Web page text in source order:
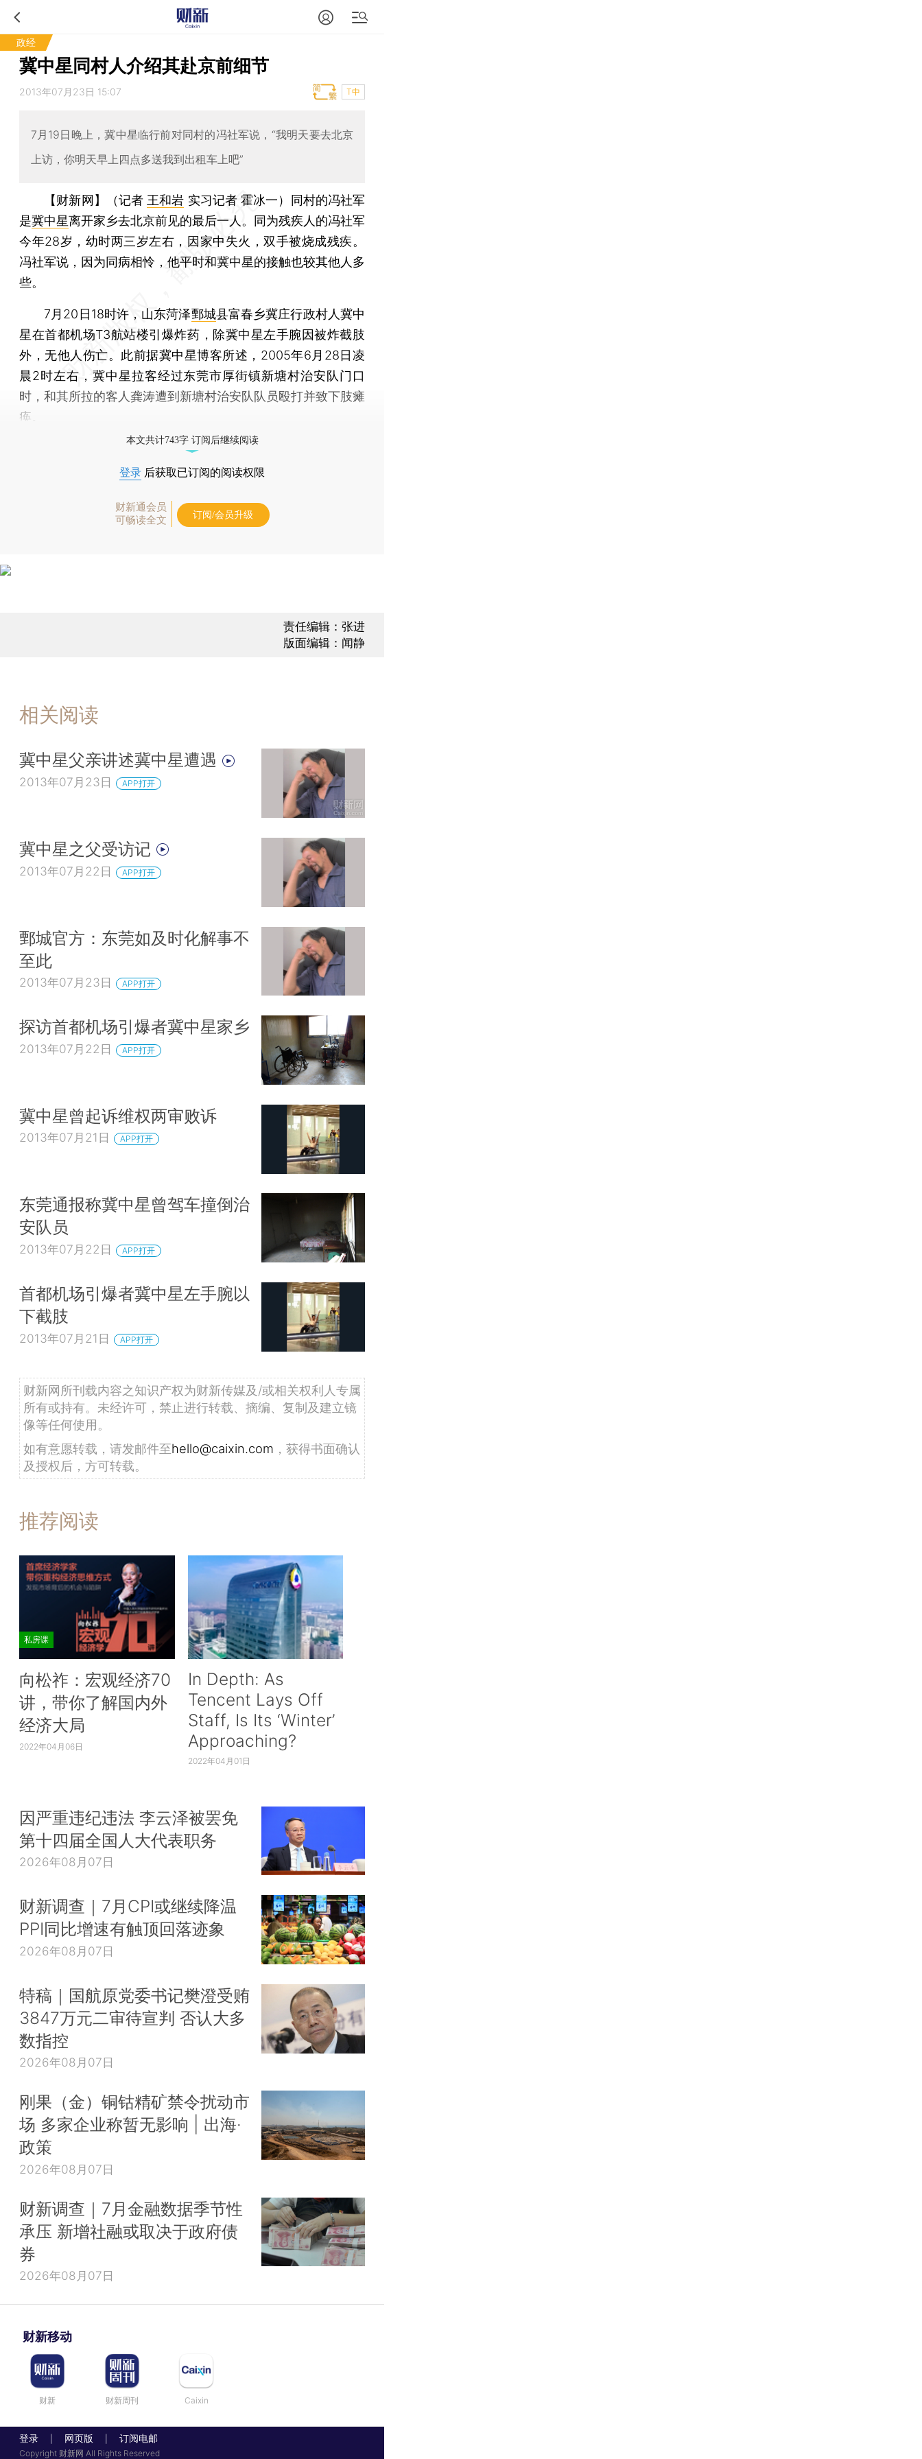
政经
冀中星同村人介绍其赴京前细节
2013年07月23日 15:07 T中
7月19日晚上，冀中星临行前对同村的冯社军说，“我明天要去北京
上访，你明天早上四点多送我到出租车上吧”
【财新网】（记者 王和岩 实习记者 霍冰一） 同村的冯社军
是冀中星离开家乡去北京前见的最后一人。同为残疾人的冯社军
今年28岁，幼时两三岁左右，因家中失火，双手被烧成残疾。
冯社军说，因为同病相怜，他平时和冀中星的接触也较其他人多
些。
7月20日18时许，山东菏泽鄄城县富春乡冀庄行政村人冀中
星在首都机场T3航站楼引爆炸药，除冀中星左手腕因被炸截肢
外，无他人伤亡。此前据冀中星博客所述，2005年6月28日凌
晨2时左右，冀中星拉客经过东莞市厚街镇新塘村治安队门口
时，和其所拉的客人龚涛遭到新塘村治安队队员殴打并致下肢瘫
痪。
本文共计743字 订阅后继续阅读
登录 后获取已订阅的阅读权限
财新通会员
可畅读全文
订阅/会员升级
责任编辑：张进
版面编辑：闻静
相关阅读
冀中星父亲讲述冀中星遭遇
2013年07月23日 APP打开
冀中星之父受访记
2013年07月22日 APP打开
鄄城官方：东莞如及时化解事不
至此
2013年07月23日 APP打开
探访首都机场引爆者冀中星家乡
2013年07月22日 APP打开
冀中星曾起诉维权两审败诉
2013年07月21日 APP打开
东莞通报称冀中星曾驾车撞倒治
安队员
2013年07月22日 APP打开
首都机场引爆者冀中星左手腕以
下截肢
2013年07月21日 APP打开
财新网所刊载内容之知识产权为财新传媒及/或相关权利人专属
所有或持有。未经许可，禁止进行转载、摘编、复制及建立镜
像等任何使用。
如有意愿转载，请发邮件至hello@caixin.com ，获得书面确认
及授权后，方可转载。
推荐阅读
私房课
向松祚：宏观经济70
讲，带你了解国内外
经济大局
2022年04月06日
In Depth: As
Tencent Lays Off
Staff, Is Its ‘Winter’
Approaching?
2022年04月01日
因严重违纪违法 李云泽被罢免
第十四届全国人大代表职务
2026年08月07日
财新调查｜7月CPI或继续降温
PPI同比增速有触顶回落迹象
2026年08月07日
特稿｜国航原党委书记樊澄受贿
3847万元二审待宣判 否认大多
数指控
2026年08月07日
刚果（金）铜钴精矿禁令扰动市
场 多家企业称暂无影响 | 出海·
政策
2026年08月07日
财新调查｜7月金融数据季节性
承压 新增社融或取决于政府债
券
2026年08月07日
财新移动
财新 财新周刊 Caixin
登录 网页版 订阅电邮
Copyright 财新网 All Rights Reserved